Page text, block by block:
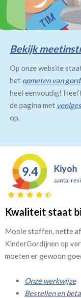
Bekijk
Op onze website
het opmeten van
heel eenvoudig!
de pagina met
op.
9.4 Kiyoh
aantal
Kwaliteit staat
Mooie stoffen, nette
KinderGordijnen op
moeten er gewoon
Onze werkwijze
Bestellen en